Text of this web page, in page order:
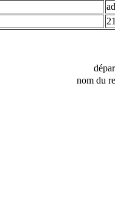
nom du